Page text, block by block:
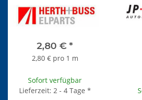
2,80 € *
2,80 € pro 1 m
Sofort verfügbar
Lieferzeit: 2 - 4 Tage *